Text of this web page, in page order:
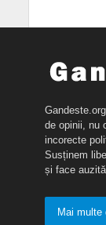
de opinii, nu
incorecte
Susținem
și face auzită
Mai multe